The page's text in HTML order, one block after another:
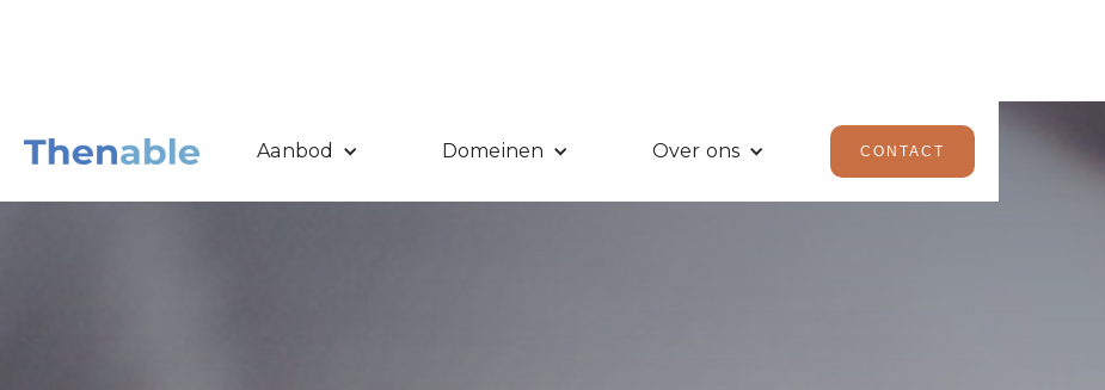
Aanbod Domeinen Over ons CONTACT